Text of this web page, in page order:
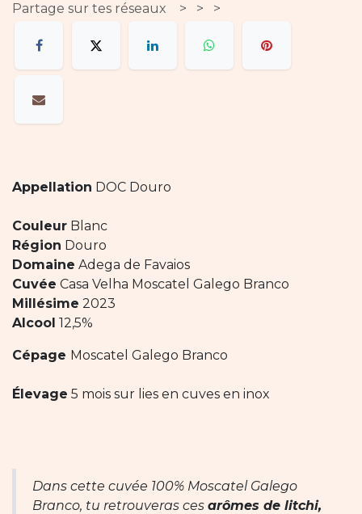
Partage sur tes réseaux > > >
Appellation DOC Douro
Couleur Blanc
Région Douro
Domaine Adega de Favaios
Cuvée Casa Velha Moscatel Galego Branco
Millésime 2023
Alcool 12,5%
Cépage Moscatel Galego Branco
Élevage 5 mois sur lies en cuves en inox
Dans cette cuvée 100% Moscatel Galego
Branco, tu retrouveras ces arômes de litchi,